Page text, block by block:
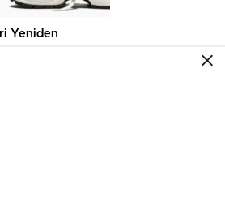
Yeniden